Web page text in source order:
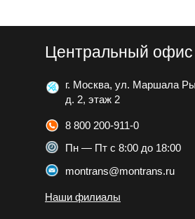
г. Москва, ул. Маршала
д. 2, этаж 2
Центральный офис
8 800 200-911-0
Пн — Пт с 8:00 до 18:00
montrans@montrans.ru
Наши филиалы